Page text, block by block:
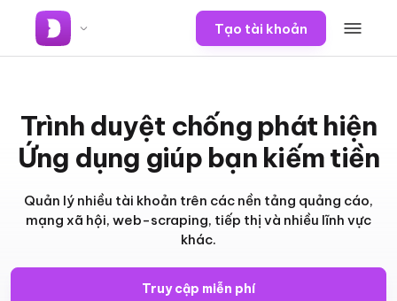
Tạo tài khoản
Trình duyệt chống phát hiện
Ứng dụng giúp bạn kiếm tiền
Quản lý nhiều tài khoản trên các nền tảng quảng cáo,
mạng xã hội, web-scraping, tiếp thị và nhiều lĩnh vực
khác.
Truy cập miễn phí